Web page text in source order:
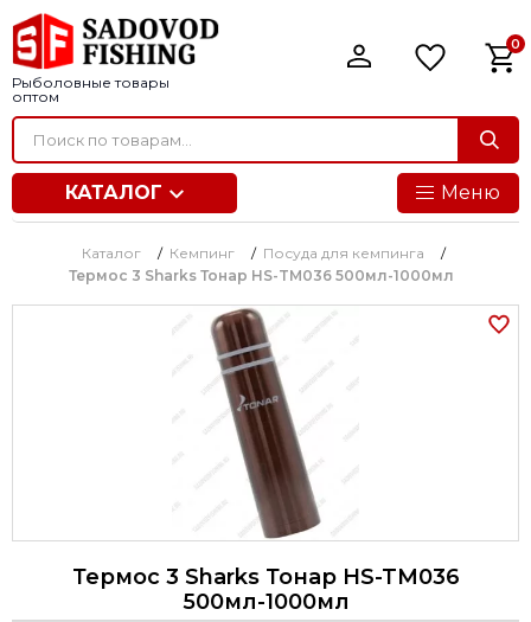
Рыболовные товары
оптом
0
КАТАЛОГ Меню
Каталог / Кемпинг / Посуда для кемпинга
/
Термос 3 Sharks Тонар HS-TM036 500мл-1000мл
Термос 3 Sharks Тонар HS-TM036
500мл-1000мл